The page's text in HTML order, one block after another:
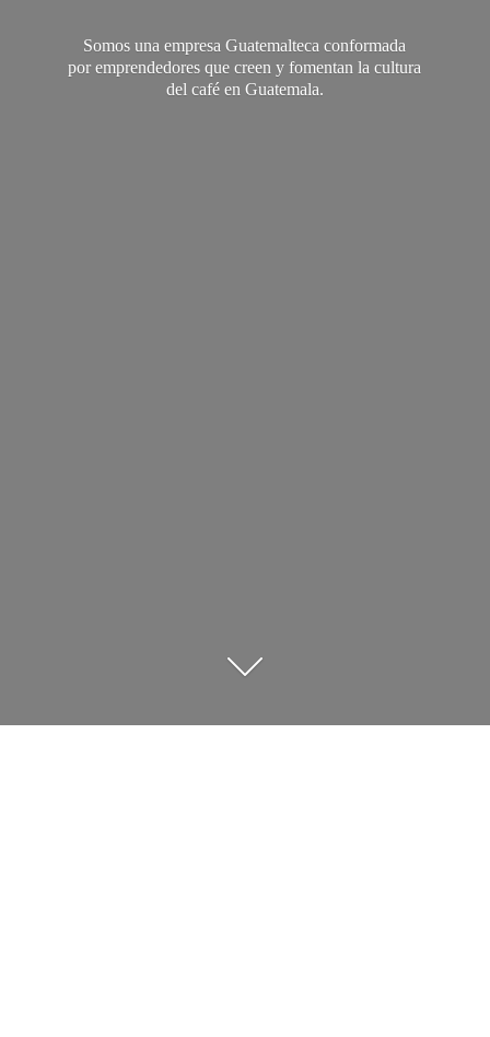
Somos una empresa Guatemalteca conformada
por emprendedores que creen y fomentan la cultura
del café en Guatemala.